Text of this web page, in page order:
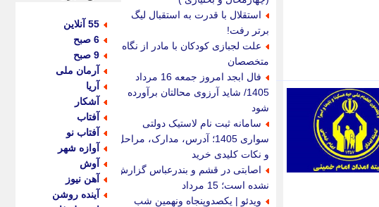
استقلال با قدرت به استقبال لیگ
برتر رفت!
علت لجبازی کودکان با مادر از نگاه
متخصصان
فال ابجد امروز جمعه 16 مرداد
1405/ شاید آرزوی محالتان برآورده
شود
سامانه ثبت نام لاستیک دولتی
سواری 1405؛ آدرس، مدارک، مراحل
و نکات کلیدی خرید
اصابتی در قشم و بندرعباس گزارش
نشده است؛ 15 مرداد
ویدئو | یکصدوپنجاه ونهمین شب
55 آنلاین
6 صبح
9 صبح
آرمان ملی
آریا
آشکار
آفتاب
آفتاب نو
آوازه شهر
آوش
آهن نیوز
آینده روشن